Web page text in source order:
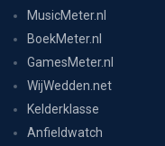
MusicMeter.nl
BoekMeter.nl
GamesMeter.nl
WijWedden.net
Kelderklasse
Anfieldwatch